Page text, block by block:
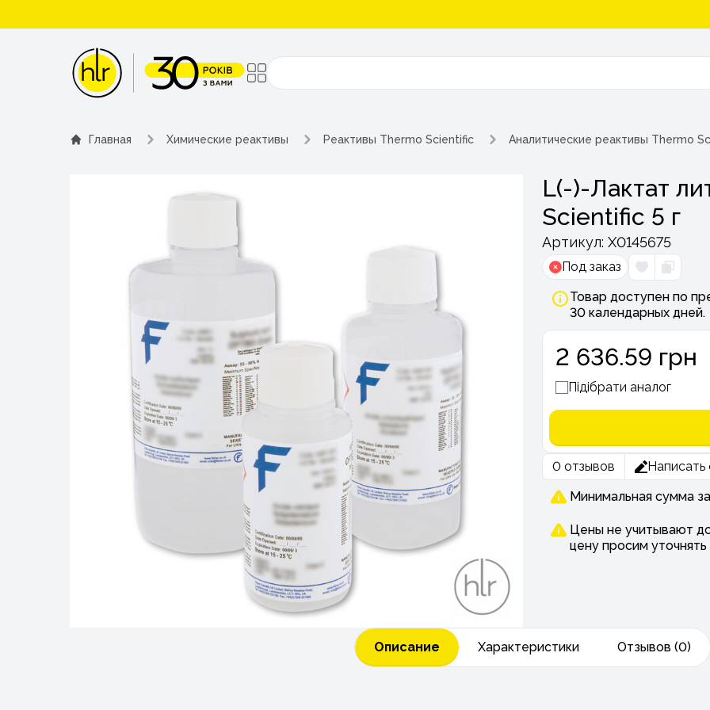
Поиск
Главная Химические реактивы Реактивы Thermo Scientific Аналитические реактивы Thermo
L(-)-Лактат
Scientific 5 г
Артикул: Х0145675
Под заказ
Товар доступен по
30 календарных дней.
2 636.59 грн
Підібрати аналог
0 отзывов
Написать
Минимальная сумма
Цены не учитывают
цену просим уточнять
Описание Характеристики Отзывов (0)